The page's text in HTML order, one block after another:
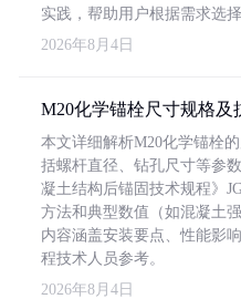
实践，帮助用户根据需求选
2026年8月4日
M20化学锚栓尺寸规格及
本文详细解析M20化学锚栓
括螺杆直径、钻孔尺寸等参
凝土结构后锚固技术规程》
方法和典型数值（如混凝土
内容涵盖安装要点、性能影
程技术人员参考。
2026年8月4日